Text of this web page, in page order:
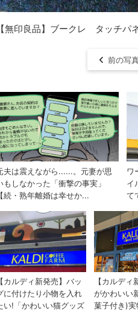
【無印良品】ブークレ タッチパ
前の写